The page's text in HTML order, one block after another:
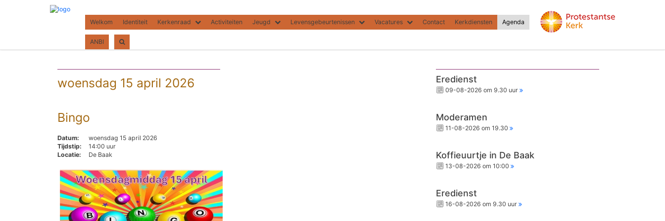
Welkom Identiteit Kerkenraad Activiteiten Jeugd Levensgebeurtenissen Vacatures Contact Kerkdiensten Agenda
ANBI
woensdag 15 april 2026
Bingo
Datum:
woensdag 15 april 2026
Tijdstip:
14:00 uur
Locatie:
De Baak
Eredienst
09-08-2026 om 9.30 uur
Moderamen
11-08-2026 om 19.30
Koffieuurtje in De Baak
13-08-2026 om 10:00
Eredienst
16-08-2026 om 9.30 uur